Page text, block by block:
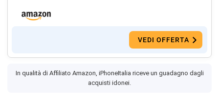
VEDI OFFERTA
In qualità di Affiliato Amazon, iPhoneItalia riceve un guadagno dagli
acquisti idonei.